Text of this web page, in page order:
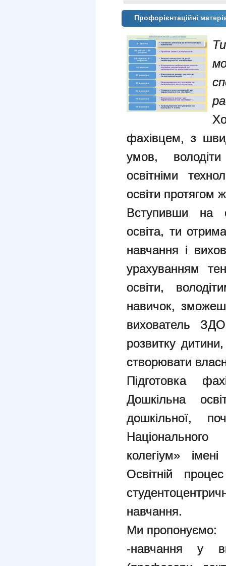
Профорієнтаційні
фахівцем, з
умов, володіти
освітніми
освіти протягом
Вступивши на
освіта, ти
навчання і
урахуванням
освіти,
навичок,
вихователь
розвитку
створювати
Підготовка
Дошкільна
дошкільної,
Національного
колегіум»
Освітній
навчання.
Ми пропонуємо:
-навчання у